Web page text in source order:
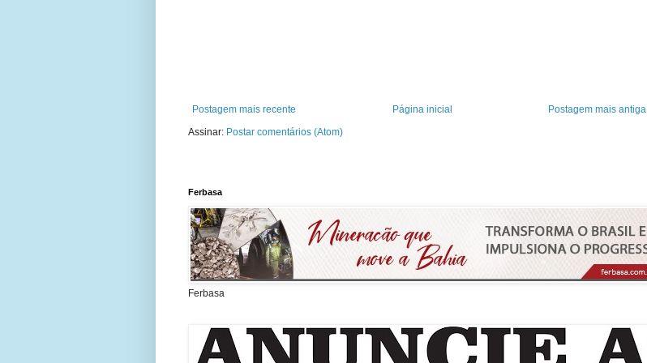
Postagem mais recente Postagem mais antiga
Página inicial
Assinar: Postar comentários (Atom)
Ferbasa
Ferbasa